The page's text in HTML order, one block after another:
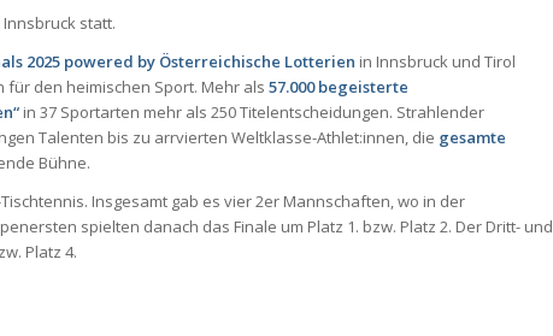
Innsbruck statt.
2025 powered by Österreichische Lotterien in Innsbruck und Tirol
den heimischen Sport. Mehr als 57.000 begeisterte
in 37 Sportarten mehr als 250 Titelentscheidungen. Strahlender
Talenten bis zu arrvierten Weltklasse-Athlet:innen, die gesamte
Bühne.
Insgesamt gab es vier 2er Mannschaften, wo in der
spielten danach das Finale um Platz 1. bzw. Platz 2. Der Dritt- und
Platz 4.